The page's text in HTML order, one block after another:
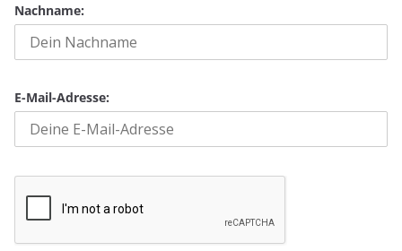
Nachname:
E-Mail-Adresse: